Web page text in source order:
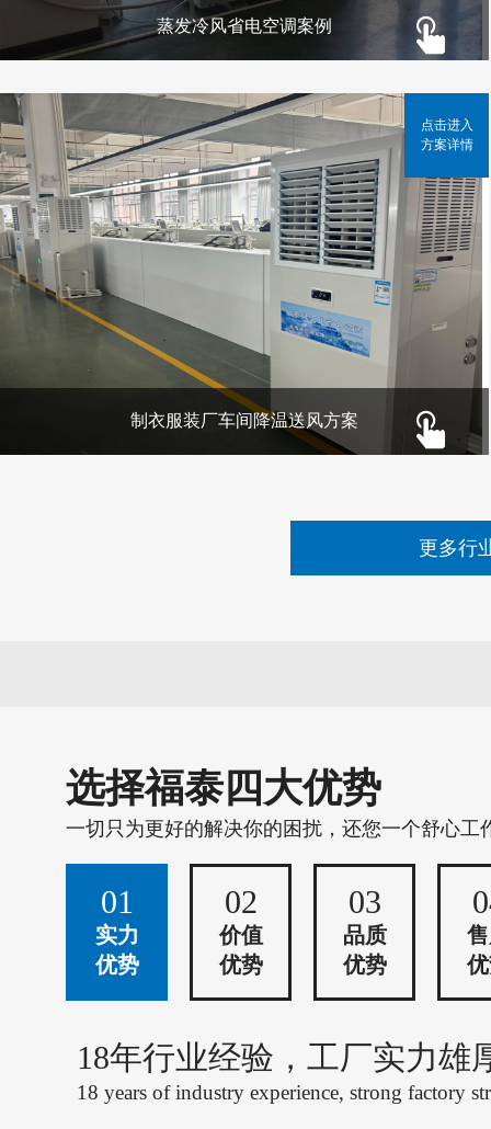
蒸发冷风省电空调案例
制衣服装厂车间降温送风方案
点击进入
方案详情
更多行
选择福泰四大优势
一切只为更好的解决你的困扰，还您一个舒心工
01
实力
优势
02
价值
优势
03
品质
优势
18年行业经验，工厂实力雄
18 years of industry experience, strong factory